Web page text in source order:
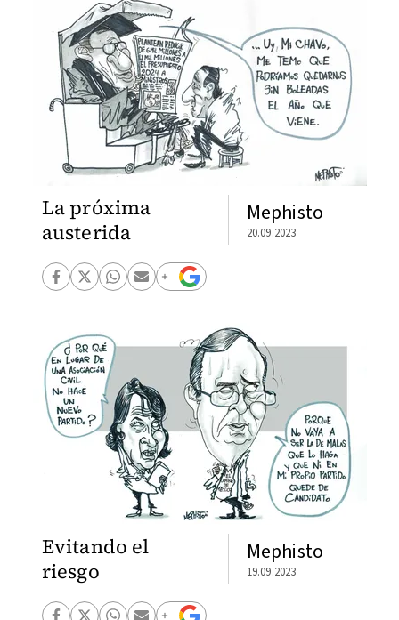
La próxima
austerida
Mephisto
20.09.2023
Evitando el
riesgo
Mephisto
19.09.2023